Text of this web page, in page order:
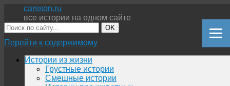
carsson.ru
все истории на одном сайте
OK
Перейти к содержимому
Истории из жизни
Грустные истории
Смешные истории